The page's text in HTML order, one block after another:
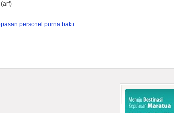
personel purna bakti